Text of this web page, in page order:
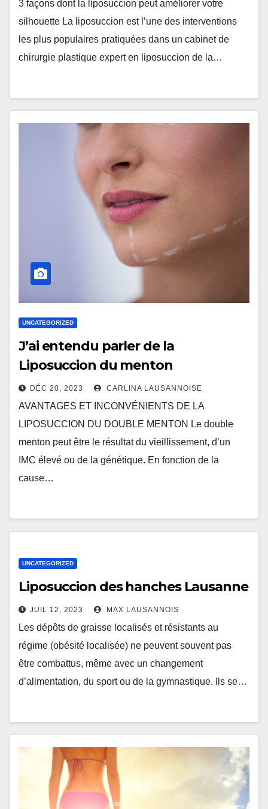
3 façons dont la liposuccion peut améliorer votre
silhouette La liposuccion est l’une des interventions
les plus populaires pratiquées dans un cabinet de
chirurgie plastique expert en liposuccion de la…
UNCATEGORIZED
J’ai entendu parler de la
Liposuccion du menton
DÉC 20, 2023 CARLINA LAUSANNOISE
AVANTAGES ET INCONVÉNIENTS DE LA
LIPOSUCCION DU DOUBLE MENTON Le double
menton peut être le résultat du vieillissement, d’un
IMC élevé ou de la génétique. En fonction de la
cause…
UNCATEGORIZED
Liposuccion des hanches Lausanne
JUIL 12, 2023 MAX LAUSANNOIS
Les dépôts de graisse localisés et résistants au
régime (obésité localisée) ne peuvent souvent pas
être combattus, même avec un changement
d’alimentation, du sport ou de la gymnastique. Ils se…